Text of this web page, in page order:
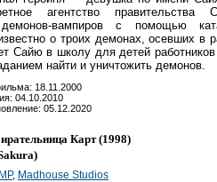
агентство правительства
демонов-вампиров с помощью
о троих демонах, осевших в
Сайю в школу для детей
найти и уничтожить демонов.
18.11.2000
04.10.2010
05.12.2020
Карт(1998)
)
, Madhouse Studios